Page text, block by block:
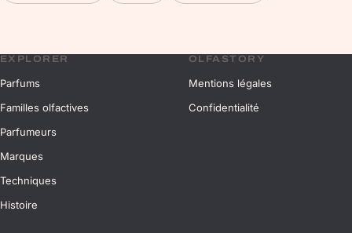
EXPLORER
Parfums
Familles olfactives
Parfumeurs
Marques
Techniques
Histoire
OLFASTORY
Mentions légales
Confidentialité